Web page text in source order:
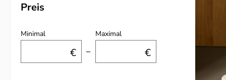
Preis
Minimal
€ –
Maximal
€